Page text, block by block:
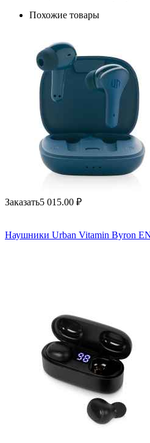
Похожие товары
Заказать5 015.00 ₽
Наушники Urban Vitamin Byron